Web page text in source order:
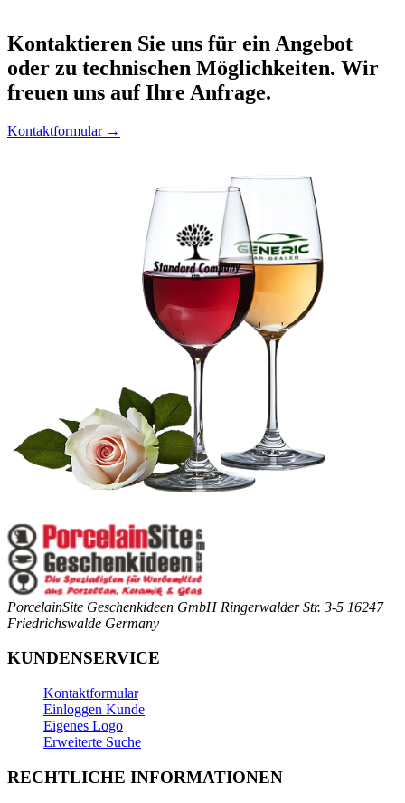
Kontaktieren Sie uns für ein Angebot
oder zu technischen Möglichkeiten. Wir
freuen uns auf Ihre Anfrage.
Kontaktformular →
PorcelainSite Geschenkideen GmbH Ringerwalder Str. 3-5 16247
Friedrichswalde Germany
KUNDENSERVICE
Kontaktformular
Einloggen Kunde
Eigenes Logo
Erweiterte Suche
RECHTLICHE INFORMATIONEN